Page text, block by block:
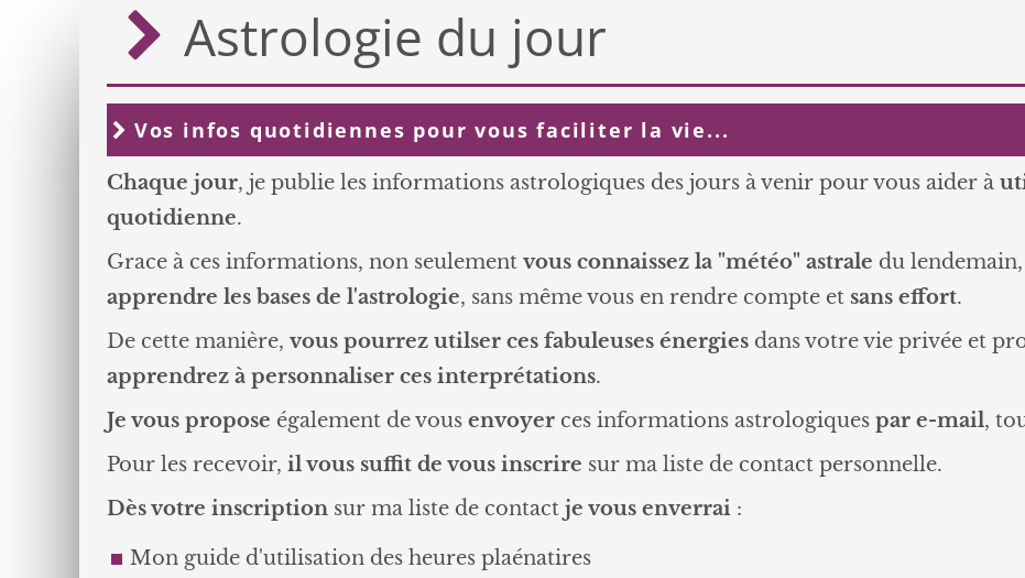
Astrologie du jour
Vos infos quotidiennes pour vous faciliter la vie...
Chaque jour, je publie les informations astrologiques des jours à venir pour vous aider à
quotidienne.
Grace à ces informations, non seulement vous connaissez la "météo" astrale du
apprendre les bases de l'astrologie, sans même vous en rendre compte et sans effort.
De cette manière, vous pourrez utilser ces fabuleuses énergiesdans votre vie privée et
apprendrez à personnaliser ces interprétations.
Je vous propose également de vous envoyerces informations astrologiques par e-mail,
Pour les recevoir, il vous suffit de vous inscrire sur ma liste de contact personnelle.
Dès votre inscriptionsur ma liste de contact je vous enverrai:
Mon guide d'utilisation des heures plaénatires